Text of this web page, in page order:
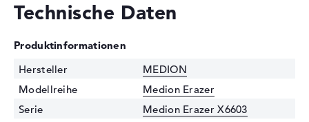
Technische Daten
Produktinformationen
Hersteller
MEDION
Modellreihe
Medion Erazer
Serie
Medion Erazer X6603